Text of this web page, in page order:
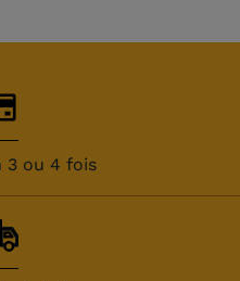
3 ou 4 fois